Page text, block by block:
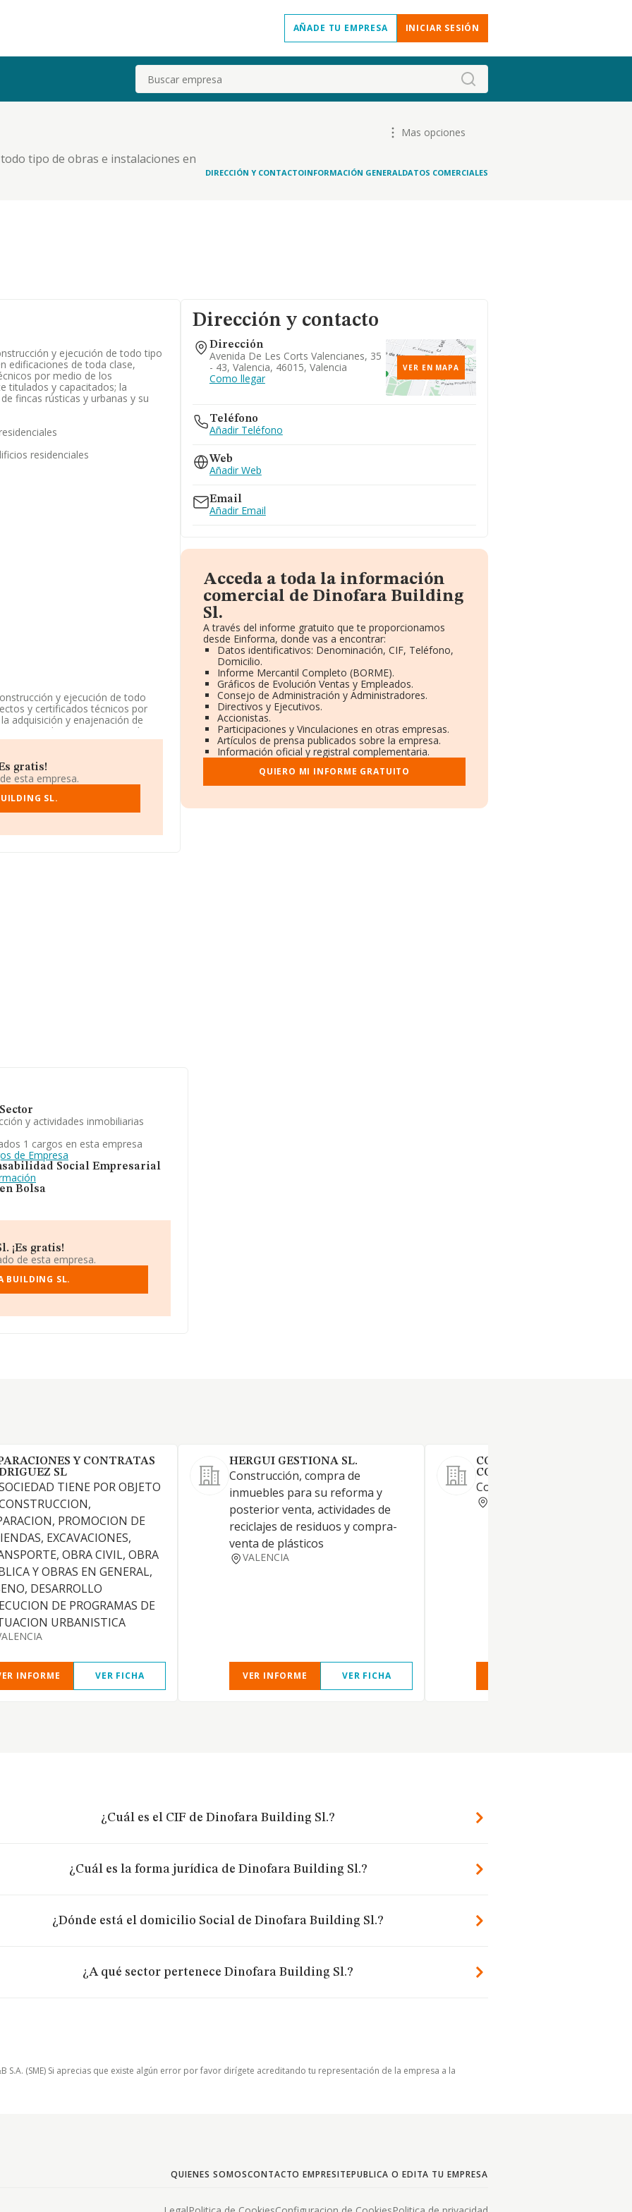
AÑADE TU EMPRESA INICIAR SESIÓN
Buscar
tipo de obras e instalaciones en
por medio de los profesionales
Mas opciones
DIRECCIÓN Y CONTACTOINFORMACIÓN GENERALDATOS COMERCIALES
y ejecución de todo tipo
edificaciones de toda clase,
por medio de los
titulados y capacitados; la
fincas rústicas y urbanas y su
residenciales
y ejecución de todo
y certificados técnicos por
adquisición y enajenación de
en el Registro Mercantil
de edificios residenciales',
B10971133, está situada en
Valenciana.
compañías, en el ámbito
a la información relativa a la
gratis!
esta empresa.
SL.
Dirección y contacto
Dirección
Avenida De Les Corts Valencianes, 35
- 43, Valencia, 46015, Valencia
Como llegar
VER EN MAPA
Teléfono
Añadir Teléfono
Web
Añadir Web
Email
Añadir Email
Acceda a toda la información
comercial de Dinofara Building
Sl.
A través del informe gratuito que te proporcionamos
desde Einforma, donde vas a encontrar:
Datos identificativos: Denominación, CIF, Teléfono,
Domicilio.
Informe Mercantil Completo (BORME).
Gráficos de Evolución Ventas y Empleados.
Consejo de Administración y Administradores.
Directivos y Ejecutivos.
Accionistas.
Participaciones y Vinculaciones en otras empresas.
Artículos de prensa publicados sobre la empresa.
Información oficial y registral complementaria.
QUIERO MI INFORME GRATUITO
y actividades inmobiliarias
1 cargos en esta empresa
de Empresa
Social Empresarial
Bolsa
¡Es gratis!
de esta empresa.
BUILDING SL.
Y CONTRATAS
SL
TIENE POR OBJETO
PROMOCION DE
EXCAVACIONES,
OBRA CIVIL, OBRA
Y OBRAS EN GENERAL,
DESARROLLO
DE PROGRAMAS DE
URBANISTICA
INFORME VER FICHA
HERGUI GESTIONA SL.
Construcción, compra de
inmuebles para su reforma y
posterior venta, actividades de
reciclajes de residuos y compra-
venta de plásticos
VALENCIA
VER INFORME VER FICHA
COPRUSA INGENIERIA Y
CONSTRUCCION SL
Construcción y rehabilitación.
¿Cuál es el CIF de Dinofara Building Sl.?
¿Cuál es la forma jurídica de Dinofara Building Sl.?
¿Dónde está el domicilio Social de Dinofara Building Sl.?
¿A qué sector pertenece Dinofara Building Sl.?
(SME) Si aprecias que existe algún error por favor dirígete acreditando tu representación de la empresa a la
QUIENES SOMOSCONTACTO EMPRESITEPUBLICA O EDITA TU EMPRESA